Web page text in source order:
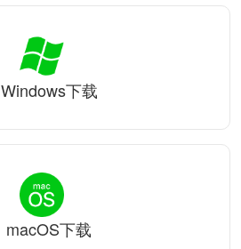
Windows下载
macOS下载